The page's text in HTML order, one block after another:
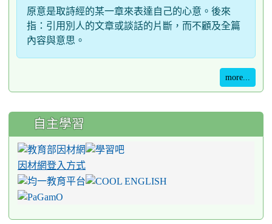
原意是取詩經的某一章來表達自己的心意。後來
指：引用別人的文章或談話的片斷，而不顧及全篇
內容與意思。
more...
自主學習
因材網登入方式